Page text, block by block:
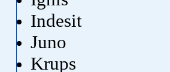
Indesit
Juno
Krups